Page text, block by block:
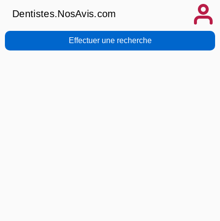
Dentistes.NosAvis.com
Effectuer une recherche